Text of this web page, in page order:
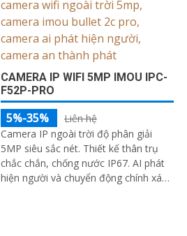
CAMERA IP WIFI 5MP IMOU IPC-
F52P-PRO
5%-35%
Liên hệ
Camera IP ngoài trời độ phân giải
5MP siêu sắc nét. Thiết kế thân trụ
chắc chắn, chống nước IP67. AI phát
hiện người và chuyển động chính xác.